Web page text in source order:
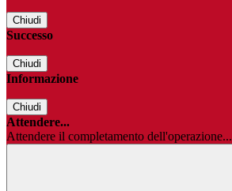
Chiudi
Successo
Chiudi
Informazione
Chiudi
Attendere...
Attendere il completamento dell'operazione...